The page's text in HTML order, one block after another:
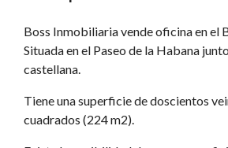
Boss Inmobiliaria vende oficina en el
Situada en el Paseo de la Habana
castellana.
Tiene una superficie de doscientos
cuadrados (224 m2).